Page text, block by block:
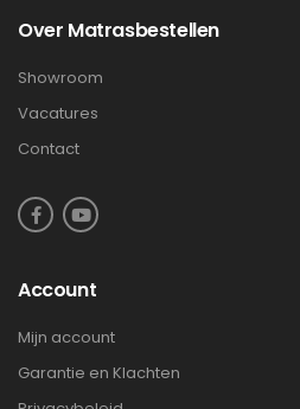
Over Matrasbestellen
Showroom
Vacatures
Contact
Account
Mijn account
Garantie en Klachten